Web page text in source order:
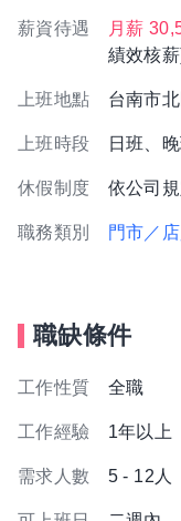
薪資待遇 月薪
績效核
上班地點 台南市
上班時段 日班、
休假制度 依公司
職務類別 門市／
職缺條件
工作性質 全職
工作經驗 1年以上
需求人數 5 - 12人